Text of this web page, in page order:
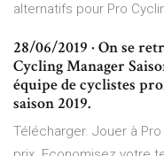
alternatifs pour Pro
28/06/2019 · On se
Cycling Manager
équipe de cyclistes
saison 2019.
Télécharger. Jouer à